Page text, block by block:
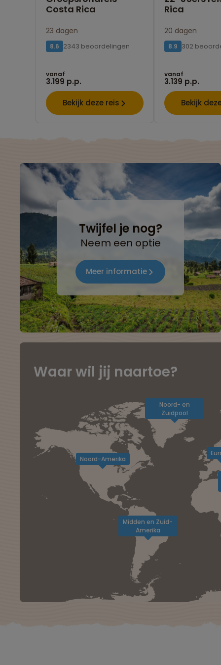
Costa Rica
23 dagen
8.6 2343 beoordelingen
vanaf
3.199 p.p.
Bekijk deze reis
Rica
20 dagen
8.9 302
vanaf
3.139 p.p.
Bekijk
Twijfel je nog?
Neem een optie
Meer informatie
Waar wil jij naartoe?
Midden en Zuid-
Amerika
Noord-Amerika
Noord- en
Zuidpool